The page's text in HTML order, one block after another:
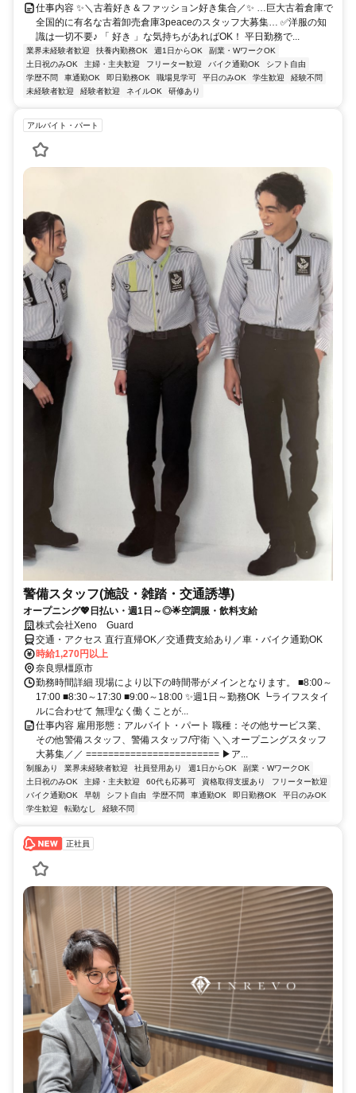
仕事内容 ✨＼古着好き＆ファッション好き集合／✨ …巨大古着倉庫で
全国的に有名な古着卸売倉庫3peaceのスタッフ大募集… ✅洋服の知
識は一切不要♪ 「 好き 」な気持ちがあればOK！ 平日勤務で...
業界未経験者歓迎 扶養内勤務OK 週1日からOK
副業・WワークOK
土日祝のみOK
主婦・主夫歓迎 フリーター歓迎 バイク通勤OK
シフト自由
学歴不問
車通勤OK 即日勤務OK 職場見学可 平日のみOK 学生歓迎
経験不問
未経験者歓迎
経験者歓迎 ネイルOK 研修あり
アルバイト・パート
警備スタッフ(施設・雑踏・交通誘導)
オープニング💖日払い・週1日～◎🌟空調服・飲料支給
株式会社Xeno Guard
交通・アクセス 直行直帰OK／交通費支給あり／車・バイク通勤OK
時給1,270円以上
奈良県橿原市
勤務時間詳細 現場により以下の時間帯がメインとなります。 ■8:00～
17:00 ■8:30～17:30 ■9:00～18:00 ✨週1日～勤務OK ┗ライフスタイ
ルに合わせて 無理なく働くことが...
仕事内容 雇用形態：アルバイト・パート 職種：その他サービス業、
その他警備スタッフ、警備スタッフ/守衛 ＼＼オープニングスタッフ
大募集／／ ======================== ▶ア...
制服あり 業界未経験者歓迎 社員登用あり 週1日からOK
副業・WワークOK
土日祝のみOK
主婦・主夫歓迎 60代も応募可 資格取得支援あり
フリーター歓迎
バイク通勤OK
早朝 シフト自由 学歴不問 車通勤OK 即日勤務OK
平日のみOK
学生歓迎
転勤なし 経験不問
正社員